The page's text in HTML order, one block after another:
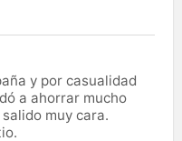
y por casualidad
a ahorrar mucho
muy cara.